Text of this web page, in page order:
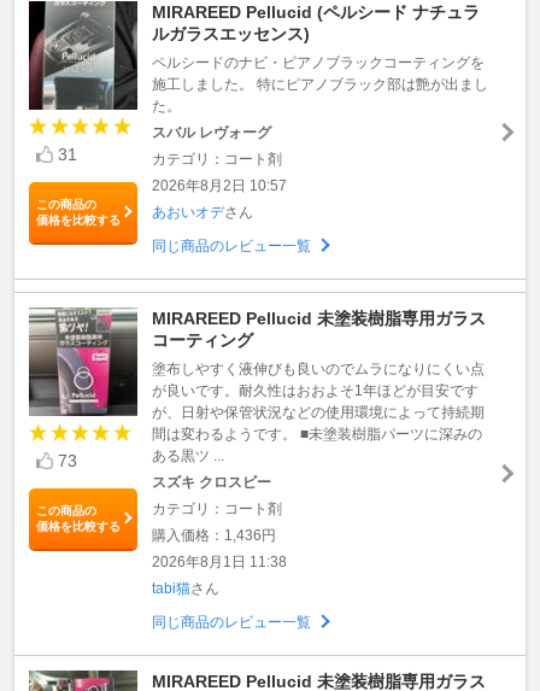
31
この商品の
価格を比較する
MIRAREED Pellucid (ペルシード ナチュラ
ルガラスエッセンス)
ペルシードのナビ・ピアノブラックコーティングを
施工しました。 特にピアノブラック部は艶が出まし
た。
スバル レヴォーグ
カテゴリ：コート剤
2026年8月2日 10:57
あおいオデさん
同じ商品のレビュー一覧
73
この商品の
価格を比較する
MIRAREED Pellucid 未塗装樹脂専用ガラス
コーティング
塗布しやすく液伸びも良いのでムラになりにくい点
が良いです。耐久性はおおよそ1年ほどが目安です
が、日射や保管状況などの使用環境によって持続期
間は変わるようです。 ■未塗装樹脂パーツに深みの
ある黒ツ ...
スズキ クロスビー
カテゴリ：コート剤
購入価格：1,436円
2026年8月1日 11:38
tabi猫さん
同じ商品のレビュー一覧
MIRAREED Pellucid 未塗装樹脂専用ガラス